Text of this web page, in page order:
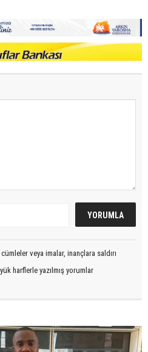
veya imalar, inançlara saldırı
harflerle yazılmış yorumlar